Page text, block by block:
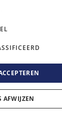
Service. All
AFWIJZEN